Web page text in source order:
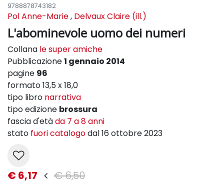
9788878743182
Pol Anne-Marie, Delvaux Claire (ill.)
L'abominevole uomo dei numeri
Collana le super amiche
Pubblicazione1 gennaio 2014
pagine 96
formato 13,5 x 18,0
tipo libro narrativa
tipo edizione brossura
fascia d'etàda 7 a 8 anni
stato fuori catalogodal 16 ottobre 2023
€ 6,17 € 6,50